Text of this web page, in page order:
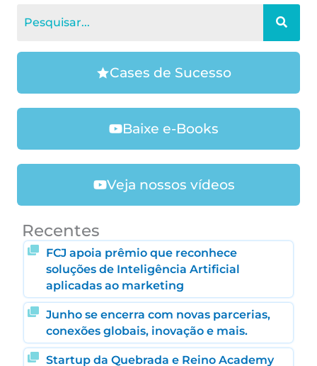
Cases de Sucesso
Baixe e-Books
Veja nossos vídeos
Recentes
FCJ apoia prêmio que reconhece
soluções de Inteligência Artificial
aplicadas ao marketing
Junho se encerra com novas parcerias,
conexões globais, inovação e mais.
Startup da Quebrada e Reino Academy